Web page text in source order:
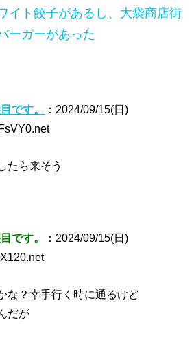
イト餃子があるし、大袋商店街
ーガーがあった
です。
：2024/09/15(日)
たら来そう
です。
：2024/09/15(日)
な？幸手行く時に通るけど
だが